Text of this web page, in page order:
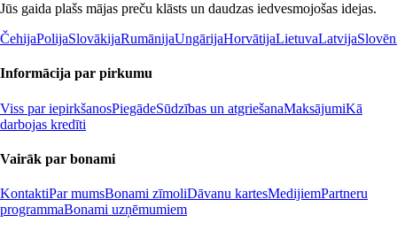
Jūs gaida plašs mājas preču klāsts un daudzas iedvesmojošas idejas.
ČehijaPolijaSlovākijaRumānijaUngārijaHorvātijaLietuvaLatvija
Informācija par pirkumu
Viss par iepirkšanosPiegādeSūdzības un atgriešanaMaksājumiKā
darbojas kredīti
Vairāk par bonami
KontaktiPar mumsBonami zīmoliDāvanu kartesMedijiemPartneru
programmaBonami uzņēmumiem